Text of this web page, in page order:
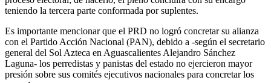
teniendo la tercera parte conformada por suplentes.
Es importante mencionar que el PRD no logró concretar su alianza
con el Partido Acción Nacional (PAN), debido a -según el secretario
general del Sol Azteca en Aguascalientes Alejandro Sánchez
Laguna- los perredistas y panistas del estado no ejercieron mayor
presión sobre sus comités ejecutivos nacionales para concretar los